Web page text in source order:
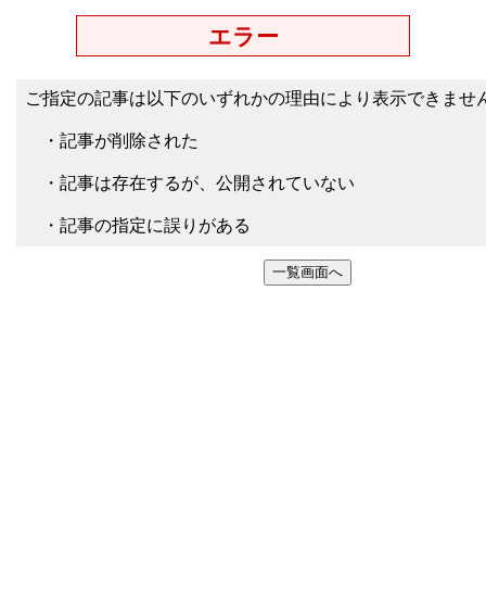
エラー
ご指定の記事は以下のいずれかの理由により表示できませ
・記事が削除された
・記事は存在するが、公開されていない
・記事の指定に誤りがある